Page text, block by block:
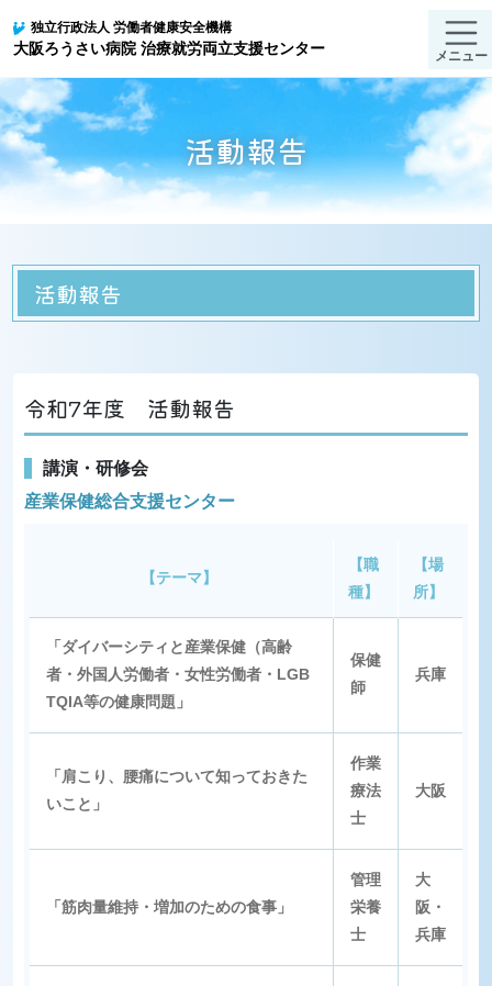
独立行政法人 労働者健康安全機構
大阪ろうさい病院治療就労両立支援センター メニュー
活動報告
活動報告
令和7年度 活動報告
講演・研修会
産業保健総合支援センター
【テーマ】
【職
種】
【場
所】
「ダイバーシティと産業保健（高齢
者・外国人労働者・女性労働者・LGB
TQIA等の健康問題」
保健
師
兵庫
「肩こり、腰痛について知っておきた
いこと」
作業
療法
士
大阪
「筋肉量維持・増加のための食事」
管理
栄養
士
大
阪・
兵庫